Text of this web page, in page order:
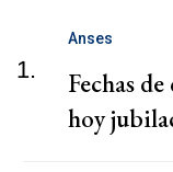
1.
Anses
Fechas
hoy